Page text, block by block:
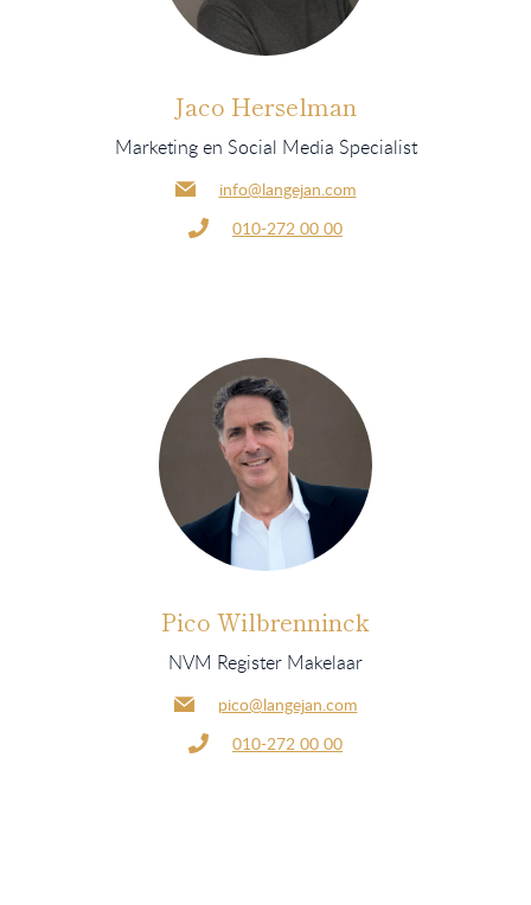
Jaco Herselman
Marketing en Social Media Specialist
info@langejan.com
010-272 00 00
Pico Wilbrenninck
NVM Register Makelaar
pico@langejan.com
010-272 00 00